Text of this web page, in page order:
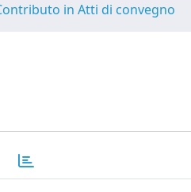
in Atti di convegno